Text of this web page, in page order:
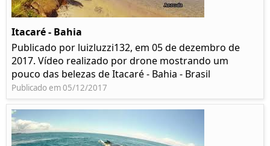
Itacaré - Bahia
Publicado por luizluzzi132, em 05 de dezembro de
2017. Vídeo realizado por drone mostrando um
pouco das belezas de Itacaré - Bahia - Brasil
Publicado em 05/12/2017